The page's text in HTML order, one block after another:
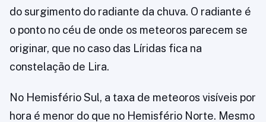
do surgimento do radiante da chuva. O radiante é
o ponto no céu de onde os meteoros parecem se
originar, que no caso das Líridas fica na
constelação de Lira.
No Hemisfério Sul, a taxa de meteoros visíveis por
hora é menor do que no Hemisfério Norte. Mesmo